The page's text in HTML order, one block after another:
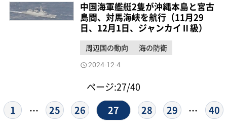
中国海軍艦艇2隻が沖縄本島と宮古
島間、対馬海峡を航行（11月29
日、12月1日、ジャンカイⅡ級）
周辺国の動向 海の防衛
2024-12-4
ページ:27/40
1
… 25 26 27 28 29 … 40